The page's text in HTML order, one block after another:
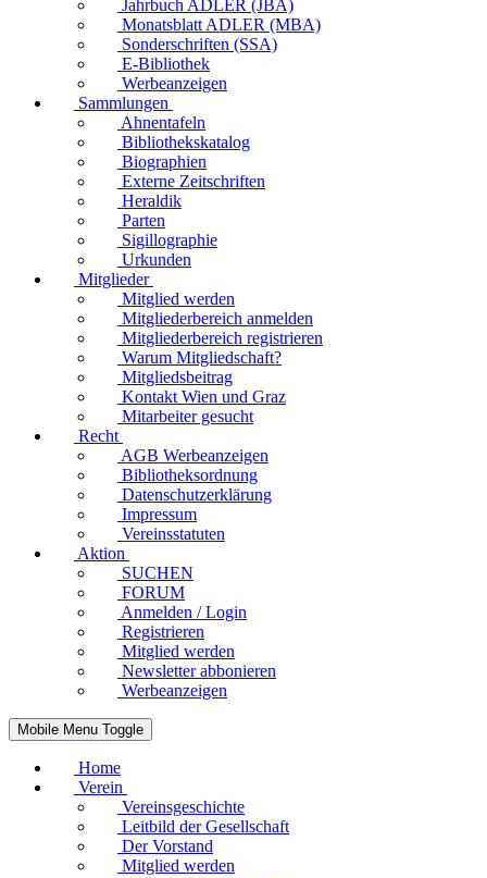
Jahrbuch ADLER (JBA)
Monatsblatt ADLER (MBA)
Sonderschriften (SSA)
E-Bibliothek
Werbeanzeigen
Sammlungen
Ahnentafeln
Bibliothekskatalog
Biographien
Externe Zeitschriften
Heraldik
Parten
Sigillographie
Urkunden
Mitglieder
Mitglied werden
Mitgliederbereich anmelden
Mitgliederbereich registrieren
Warum Mitgliedschaft?
Mitgliedsbeitrag
Kontakt Wien und Graz
Mitarbeiter gesucht
Recht
AGB Werbeanzeigen
Bibliotheksordnung
Datenschutzerklärung
Impressum
Vereinsstatuten
Aktion
SUCHEN
FORUM
Anmelden / Login
Registrieren
Mitglied werden
Newsletter abbonieren
Werbeanzeigen
Mobile Menu Toggle
Home
Verein
Vereinsgeschichte
Leitbild der Gesellschaft
Der Vorstand
Mitglied werden